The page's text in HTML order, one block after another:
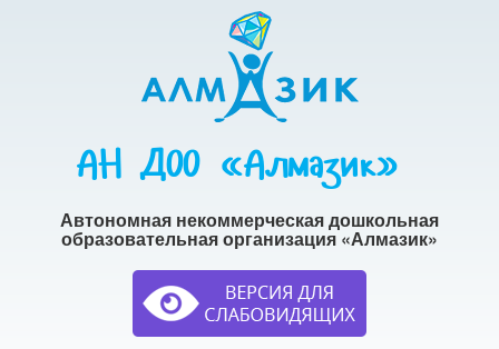
АН ДОО «Алмазик»
Автономная некоммерческая дошкольная
образовательная организация «Алмазик»